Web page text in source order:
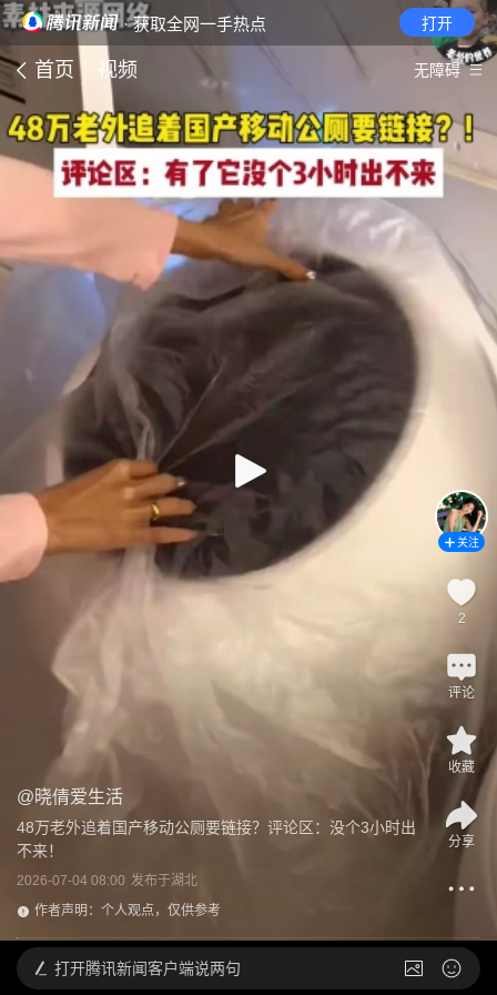
· 获取全网一手热点 打开
首页 视频 无障碍
@晓倩爱生活
48万老外追着国产移动公厕要链接？评论区：没个3小时出
不来！
2026-07-04 08:00 发布于湖北
作者声明：个人观点，仅供参考
关注
2
评论
收藏
分享
打开腾讯新闻客户端说两句